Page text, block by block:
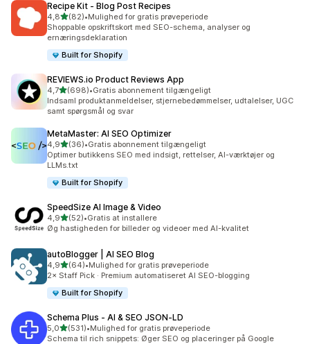
Recipe Kit ‑ Blog Post Recipes
4,8ud af 5 stjerner
(82)
82 anmeldelser i alt
•Mulighed for gratis prøveperiode
Shoppable opskriftskort med SEO-schema, analyser og
ernæringsdeklaration
Built for Shopify
REVIEWS.io Product Reviews App
4,7ud af 5 stjerner
(698)
698 anmeldelser i alt
•Gratis abonnement tilgængeligt
Indsaml produktanmeldelser, stjernebedømmelser, udtalelser, UGC
samt spørgsmål og svar
MetaMaster: AI SEO Optimizer
4,9ud af 5 stjerner
(36)
36 anmeldelser i alt
•Gratis abonnement tilgængeligt
Optimer butikkens SEO med indsigt, rettelser, AI-værktøjer og
LLMs.txt
Built for Shopify
SpeedSize AI Image & Video
4,9ud af 5 stjerner
(52)
52 anmeldelser i alt
•Gratis at installere
Øg hastigheden for billeder og videoer med AI-kvalitet
autoBlogger | AI SEO Blog
4,9ud af 5 stjerner
(64)
64 anmeldelser i alt
•Mulighed for gratis prøveperiode
2× Staff Pick · Premium automatiseret AI SEO-blogging
Built for Shopify
Schema Plus ‑ AI & SEO JSON‑LD
5,0ud af 5 stjerner
(531)
531 anmeldelser i alt
•Mulighed for gratis prøveperiode
Schema til rich snippets: Øger SEO og placeringer på Google